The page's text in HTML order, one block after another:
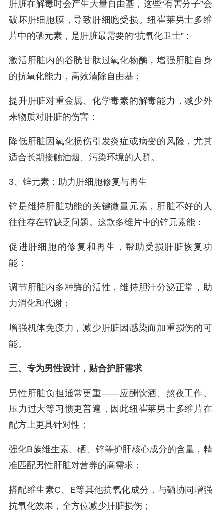
肝脏在解毒时会产生大量自由基，这些“有害分子”会
破坏肝细胞膜，导致肝细胞受损。纽崔莱男士多维
片中的硒元素，是肝脏最需要的“抗氧化卫士”：
激活肝脏内的谷胱甘肽过氧化物酶，增强肝脏自身
的抗氧化能力，高效清除自由基；
提升肝脏对重金属、化学毒素的解毒能力，减少外
来物质对肝脏的伤害；
降低肝脏因氧化损伤引发炎症或病变的风险，尤其
适合长期接触油烟、污染环境的人群。
3、锌元素：助力肝细胞修复与再生
锌是维持肝脏功能的关键微量元素，肝脏不好的人
往往存在锌缺乏问题。这款多维片中的锌元素能：
促进肝细胞的修复和再生，帮助受损肝脏恢复功
能；
调节肝脏内多种酶的活性，维持胆汁分泌正常，助
力消化和代谢；
增强机体免疫力，减少肝脏因感染而加重损伤的可
能。
三、专为男性设计，贴合护肝需求
男性肝脏负担通常更重——应酬饮酒、熬夜工作、
压力过大等习惯更普遍，因此纽崔莱男士多维片在
配方上更具针对性：
强化B族维生素、硒、锌等护肝核心成分的含量，精
准匹配男性肝脏对营养的高需求；
搭配维生素C、E等其他抗氧化成分，与硒协同增强
抗氧化效果，全方位减少肝脏损伤；